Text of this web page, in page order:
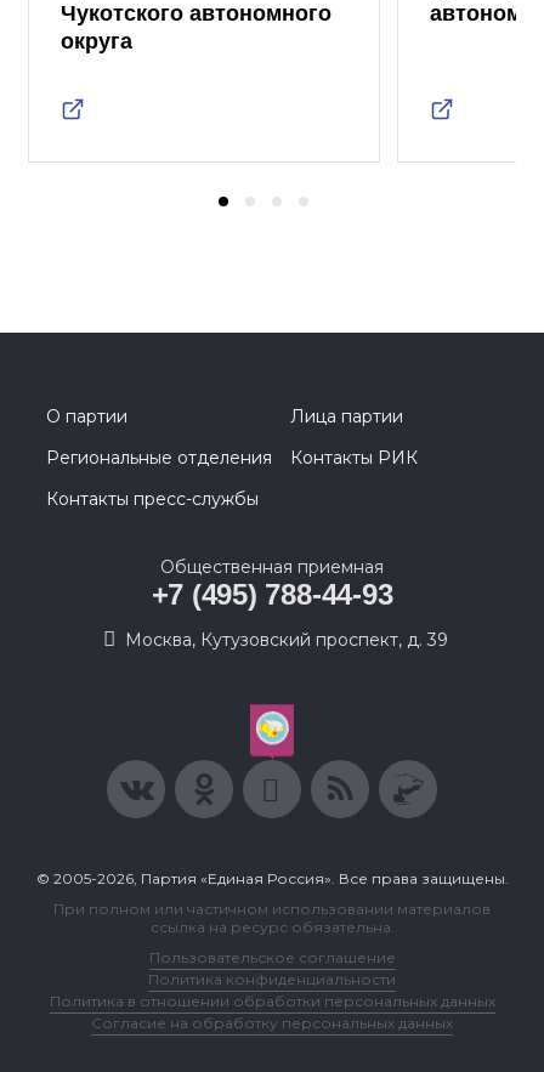
Чукотского автономного
округа
О партии
Лица партии
Региональные отделения
Контакты РИК
Контакты пресс-службы
Общественная приемная
+7 (495) 788-44-93
Москва, Кутузовский проспект, д. 39
© 2005-2026, Партия «Единая Россия». Все права защищены.
При полном или частичном использовании материалов
ссылка на ресурс обязательна.
Пользовательское соглашение
Политика конфиденциальности
Политика в отношении обработки персональных данных
Согласие на обработку персональных данных